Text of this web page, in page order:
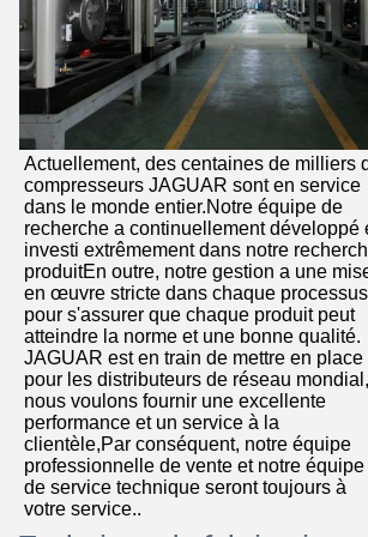
Actuellement, des centaines de milliers
compresseurs JAGUAR sont en service
dans le monde entier.Notre équipe de
recherche a continuellement développé
investi extrêmement dans notre
produitEn outre, notre gestion a une
en œuvre stricte dans chaque processus
pour s'assurer que chaque produit peut
atteindre la norme et une bonne qualité.
JAGUAR est en train de mettre en place
pour les distributeurs de réseau mondial,
nous voulons fournir une excellente
performance et un service à la
clientèle,Par conséquent, notre équipe
professionnelle de vente et notre équipe
de service technique seront toujours à
votre service..